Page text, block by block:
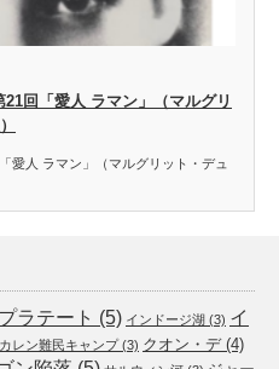
回「愛人 ラマン」（マルグリ
愛人 ラマン」（マルグリット・デュ
ラテート (5) インドージ湖 (3) イ
カレン難民キャンプ(3) クオン・デ(4)